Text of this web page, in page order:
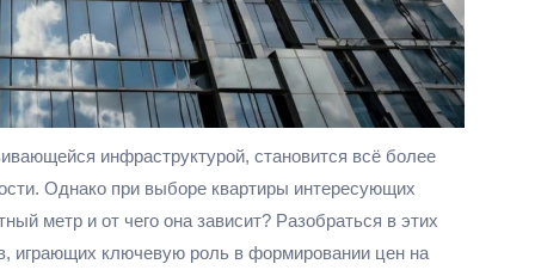
инфраструктурой, становится всё более
Однако при выборе квартиры интересующих
метр и от чего она зависит? Разобраться в этих
играющих ключевую роль в формировании цен на